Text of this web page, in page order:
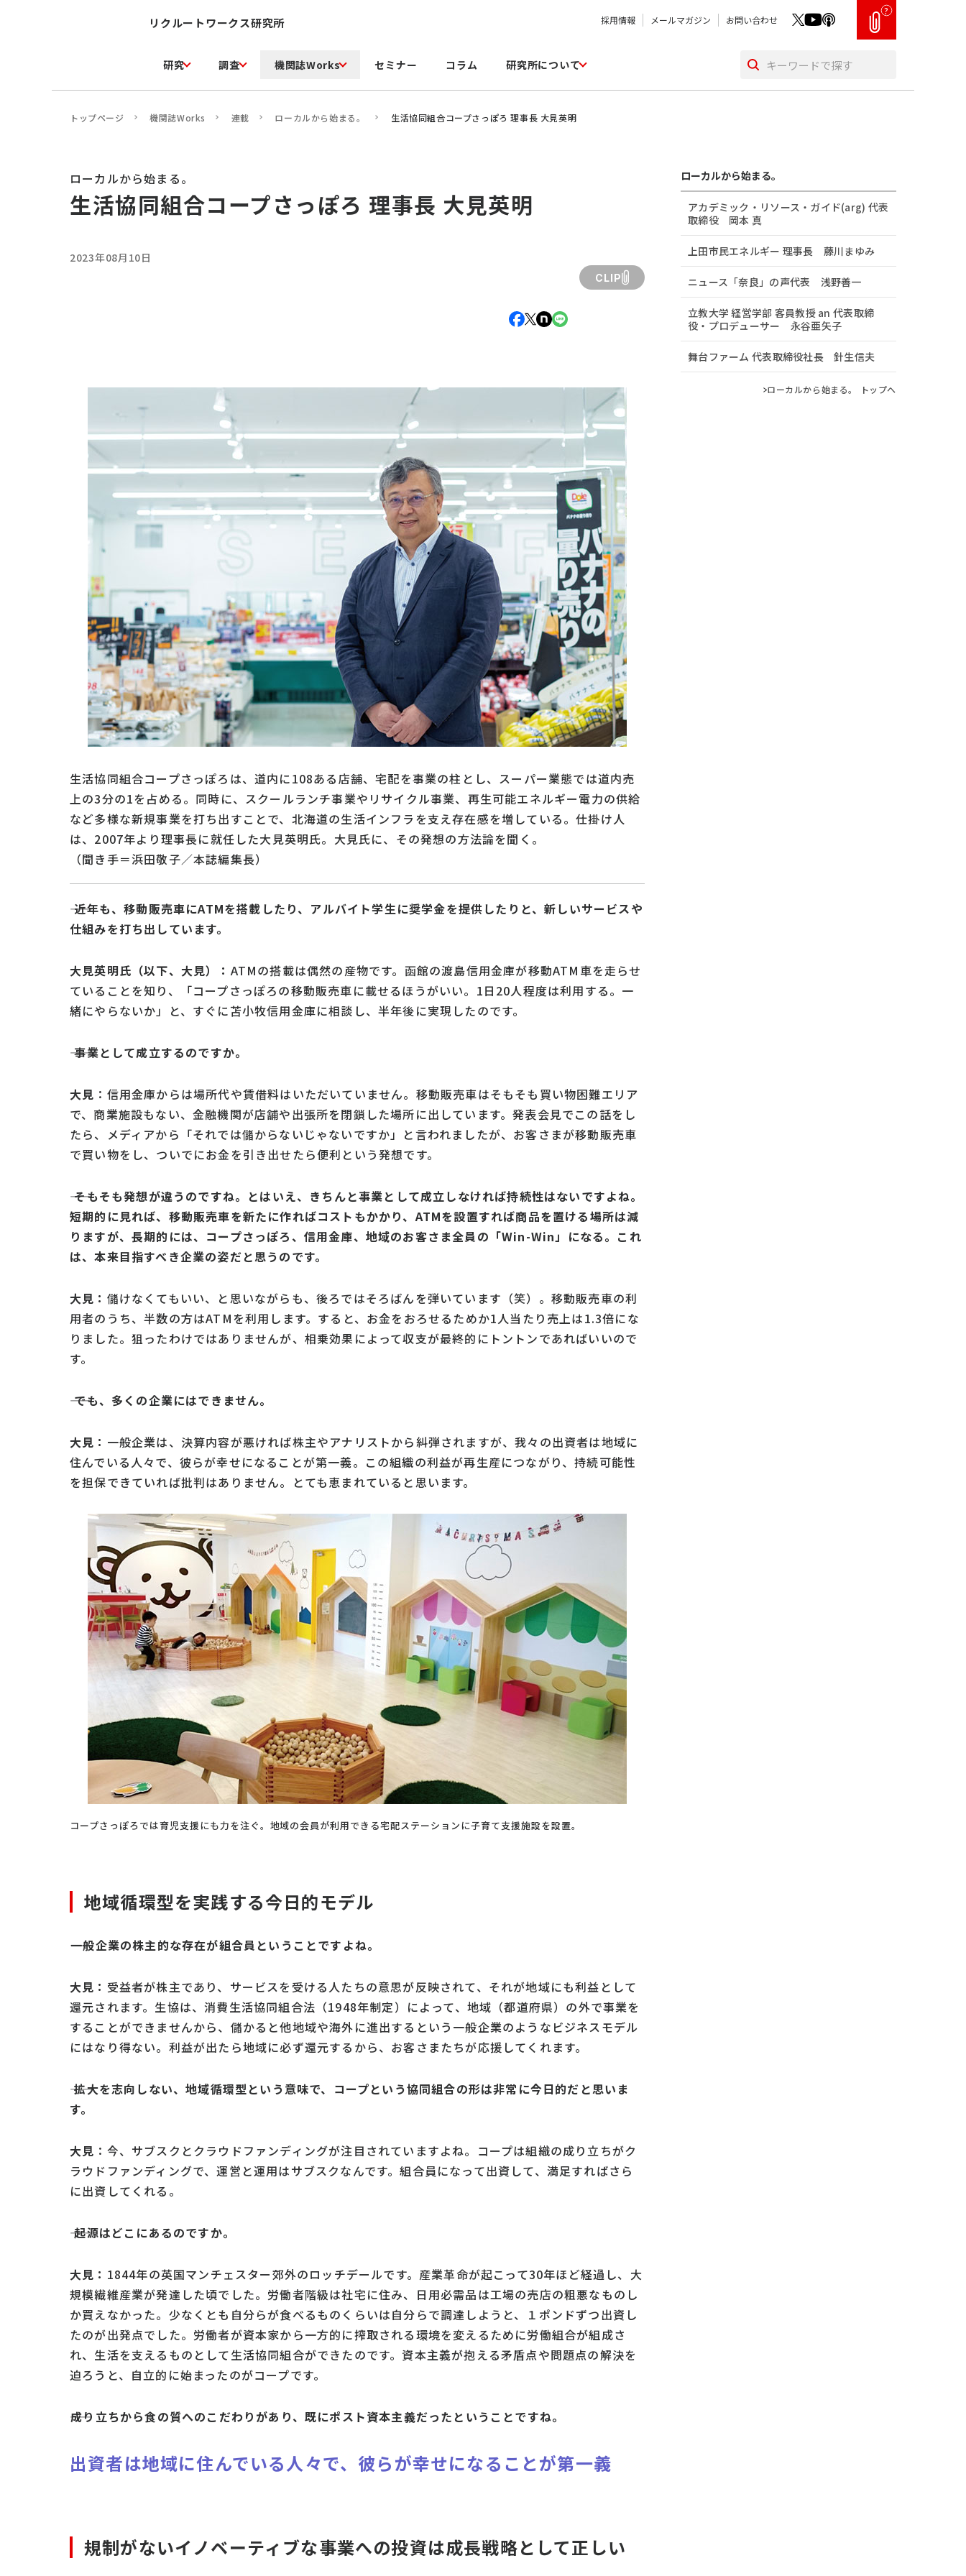
リクルートワークス研究所 採用情報 メールマガジン お問い合わせ
?
研究 調査 機関誌Works セミナー コラム 研究所について
トップページ 機関誌Works 連載 ローカルから始まる。 生活協同組合コープさっぽろ 理事長 大見英明
ローカルから始まる。
生活協同組合コープさっぽろ 理事長 大見英明
2023年08月10日
CLIP
生活協同組合コープさっぽろは、道内に108ある店舗、宅配を事業の柱とし、スーパー業態では道内売
上の3分の1を占める。同時に、スクールランチ事業やリサイクル事業、再生可能エネルギー電力の供給
など多様な新規事業を打ち出すことで、北海道の生活インフラを支え存在感を増している。仕掛け人
は、2007年より理事長に就任した大見英明氏。大見氏に、その発想の方法論を聞く。
（聞き手＝浜田敬子／本誌編集長）
―― 近年も、移動販売車にATMを搭載したり、アルバイト学生に奨学金を提供したりと、新しいサービスや
仕組みを打ち出しています。
大見英明氏（以下、大見）： ATMの搭載は偶然の産物です。函館の渡島信用金庫が移動ATM車を走らせ
ていることを知り、「コープさっぽろの移動販売車に載せるほうがいい。1日20人程度は利用する。一
緒にやらないか」と、すぐに苫小牧信用金庫に相談し、半年後に実現したのです。
―― 事業として成立するのですか。
大見 ：信用金庫からは場所代や賃借料はいただいていません。移動販売車はそもそも買い物困難エリア
で、商業施設もない、金融機関が店舗や出張所を閉鎖した場所に出しています。発表会見でこの話をし
たら、メディアから「それでは儲からないじゃないですか」と言われましたが、お客さまが移動販売車
で買い物をし、ついでにお金を引き出せたら便利という発想です。
―― そもそも発想が違うのですね。とはいえ、 きちんと事業として成立しなければ持続性はないですよね。
短期的に見れば、移動販売車を新たに作ればコストもかかり、ATMを設置すれば商品を置ける場所は減
りますが、長期的には、コープさっぽろ、信用金庫、地域のお客さま全員の「Win-Win」になる。これ
は、本来目指すべき企業の姿だと思うのです。
大見： 儲けなくてもいい、と思いながらも、後ろではそろばんを弾いています（笑）。移動販売車の利
用者のうち、半数の方はATMを利用します。すると、お金をおろせるためか1人当たり売上は1.3倍にな
りました。狙ったわけではありませんが、相乗効果によって収支が最終的にトントンであればいいので
す。
―― でも、多くの企業にはできません。
大見： 一般企業は、決算内容が悪ければ株主やアナリストから糾弾されますが、我々の出資者は地域に
住んでいる人々で、彼らが幸せになることが第一義。この組織の利益が再生産につながり、持続可能性
を担保できていれば批判はありません。とても恵まれていると思います。
コープさっぽろでは育児支援にも力を注ぐ。地域の会員が利用できる宅配ステーションに子育て支援施設を設置。
地域循環型を実践する今日的モデル
――一般企業の株主的な存在が組合員という ことですよね。
大見： 受益者が株主であり、サービスを受ける人たちの意思が反映されて、それが地域にも利益として
還元されます。生協は、消費生活協同組合法（1948年制定）によって、地域（都道府県）の外で事業を
することができませんから、儲かると他地域や海外に進出するという一般企業のようなビジネスモデル
にはなり得ない。利益が出たら地域に必ず還元するから、お客さまたちが応援してくれます。
―― 拡大を志向しない、地域循環型という意味で、コープという協同組合の形は非常に今日的だと思いま
す。
大見 ：今、サブスクとクラウドファンディングが注目されていますよね。コープは組織の成り立ちがク
ラウドファンディングで、運営と運用はサブスクなんです。組合員になって出資して、満足すればさら
に出資してくれる。
―― 起源はどこにあるのですか。
大見： 1844年の英国マンチェスター郊外のロッチデールです。産業革命が起こって30年ほど経過し、大
規模繊維産業が発達した頃でした。労働者階級は社宅に住み、日用必需品は工場の売店の粗悪なものし
か買えなかった。少なくとも自分らが食べるものくらいは自分らで調達しようと、１ポンドずつ出資し
たのが出発点でした。労働者が資本家から一方的に搾取される環境を変えるために労働組合が組成さ
れ、生活を支えるものとして生活協同組合ができたのです。資本主義が抱える矛盾点や問題点の解決を
迫ろうと、自立的に始まったのがコープです。
――成り立ちから食の質へのこだわりがあり、 既にポスト資本主義だったということですね。
出資者は地域に住んでいる人々で、彼らが幸せになることが第一義
規制がないイノベーティブな事業への投資は成長戦略として正しい
ローカルから始まる。
アカデミック・リソース・ガイド(arg) 代表
取締役 岡本 真
上田市民エネルギー 理事長 藤川まゆみ
ニュース「奈良」の声代表 浅野善一
立教大学 経営学部 客員教授 an 代表取締
役・プロデューサー 永谷亜矢子
舞台ファーム 代表取締役社長 針生信夫
ローカルから始まる。 トップへ